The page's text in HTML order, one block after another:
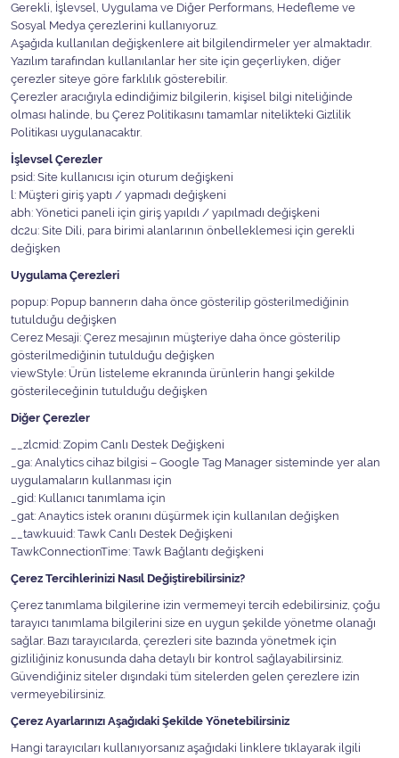
Gerekli, İşlevsel, Uygulama ve Diğer Performans, Hedefleme ve
Sosyal Medya çerezlerini kullanıyoruz.
Aşağıda kullanılan değişkenlere ait bilgilendirmeler yer almaktadır.
Yazılım tarafından kullanılanlar her site için geçerliyken, diğer
çerezler siteye göre farklılık gösterebilir.
Çerezler aracığıyla edindiğimiz bilgilerin, kişisel bilgi niteliğinde
olması halinde, bu Çerez Politikasını tamamlar nitelikteki Gizlilik
Politikası uygulanacaktır.
İşlevsel Çerezler
psid: Site kullanıcısı için oturum değişkeni
l: Müşteri giriş yaptı / yapmadı değişkeni
abh: Yönetici paneli için giriş yapıldı / yapılmadı değişkeni
dc2u: Site Dili, para birimi alanlarının önbelleklemesi için gerekli
değişken
Uygulama Çerezleri
popup: Popup bannerın daha önce gösterilip gösterilmediğinin
tutulduğu değişken
Cerez Mesaji: Çerez mesajının müşteriye daha önce gösterilip
gösterilmediğinin tutulduğu değişken
viewStyle: Ürün listeleme ekranında ürünlerin hangi şekilde
gösterileceğinin tutulduğu değişken
Diğer Çerezler
__zlcmid: Zopim Canlı Destek Değişkeni
_ga: Analytics cihaz bilgisi – Google Tag Manager sisteminde yer alan
uygulamaların kullanması için
_gid: Kullanıcı tanımlama için
_gat: Anaytics istek oranını düşürmek için kullanılan değişken
__tawkuuid: Tawk Canlı Destek Değişkeni
TawkConnectionTime: Tawk Bağlantı değişkeni
Çerez Tercihlerinizi Nasıl Değiştirebilirsiniz?
Çerez tanımlama bilgilerine izin vermemeyi tercih edebilirsiniz, çoğu
tarayıcı tanımlama bilgilerini size en uygun şekilde yönetme olanağı
sağlar. Bazı tarayıcılarda, çerezleri site bazında yönetmek için
gizliliğiniz konusunda daha detaylı bir kontrol sağlayabilirsiniz.
Güvendiğiniz siteler dışındaki tüm sitelerden gelen çerezlere izin
vermeyebilirsiniz.
Çerez Ayarlarınızı Aşağıdaki Şekilde Yönetebilirsiniz
Hangi tarayıcıları kullanıyorsanız aşağıdaki linklere tıklayarak ilgili